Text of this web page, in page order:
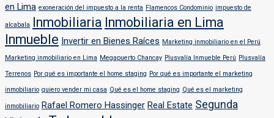
en Lima exoneración del impuesto a la renta Flamencos Condominio impuesto de
alcabala Inmobiliaria Inmobiliaria en Lima
Inmueble Invertir en Bienes Raíces Marketing inmobiliario en el Perú
Marketing inmobiliario en Lima Megapuerto Chancay Plusvalía Inmueble Perú Plusvalía
Terrenos Por qué es importante el home staging Por qué es importante el marketing
inmobiliario quiero vender mi casa Qué es el home staging Qué es el marketing
inmobiliario Rafael Romero Hassinger Real Estate Segunda